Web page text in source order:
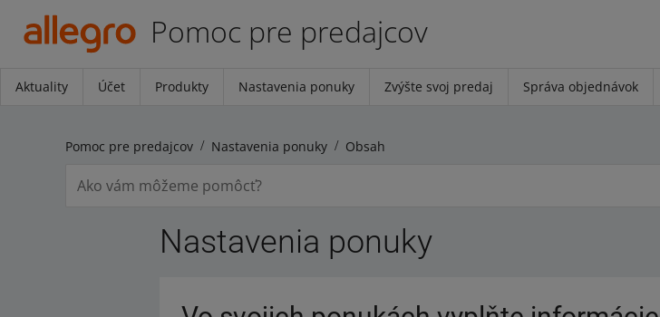
Pomoc pre predajcov
Aktuality Účet Produkty Nastavenia ponuky Zvýšte svoj predaj Správa objednávok
Pomoc pre predajcov Nastavenia ponuky Obsah
Nastavenia ponuky